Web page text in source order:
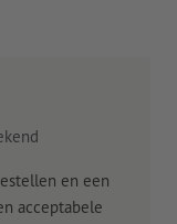
en een
acceptabele